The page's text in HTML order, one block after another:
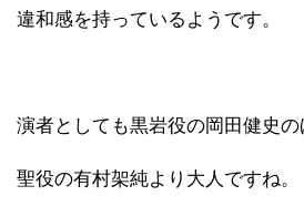
違和感を持っているようです。
演者としても黒岩役の岡田健史
聖役の有村架純より大人ですね。